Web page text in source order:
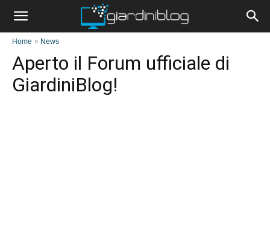
Home » News
Aperto il Forum ufficiale di
GiardiniBlog!